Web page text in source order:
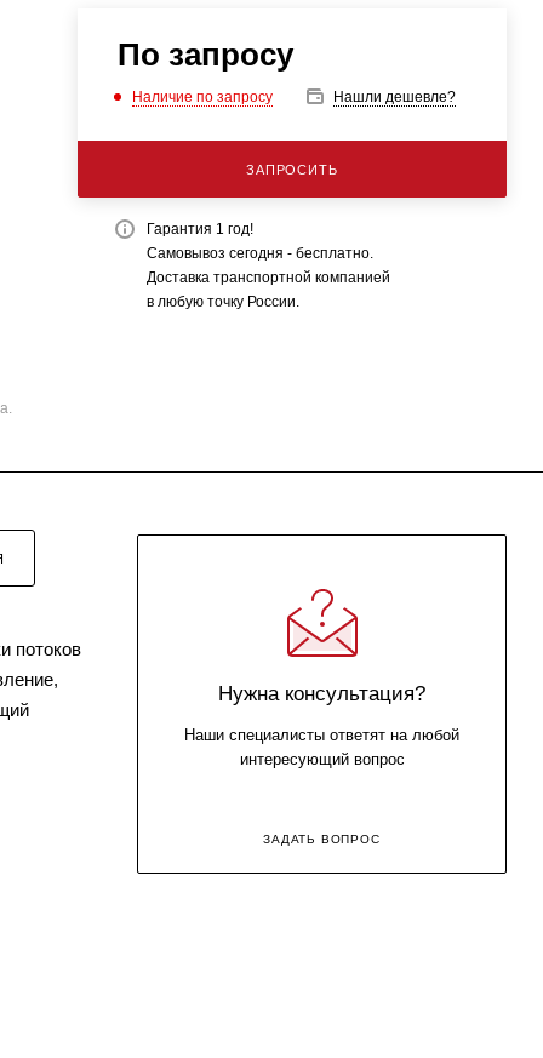
По запросу
Наличие по запросу Нашли дешевле?
ЗАПРОСИТЬ
Гарантия 1 год!
Самовывоз сегодня - бесплатно.
Доставка транспортной компанией
в любую точку России.
потоков
Нужна консультация?
Наши специалисты ответят на любой
интересующий вопрос
ЗАДАТЬ ВОПРОС